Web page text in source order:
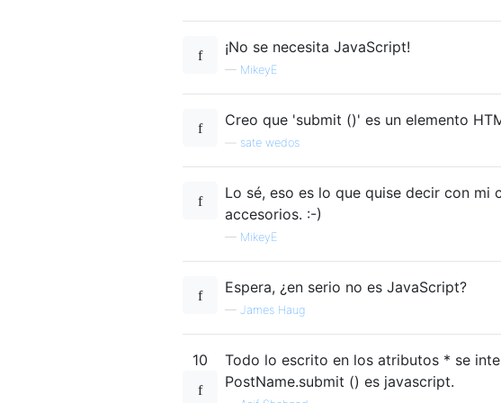
¡No se necesita JavaScript!
— MikeyE
Creo que 'submit ()' es un elemento
sate wedos
Lo sé, eso es lo que quise decir con
accesorios. :-)
— MikeyE
Espera, ¿en serio no es JavaScript?
— James Haug
10
Todo lo escrito en los atributos * se
PostName.submit () es javascript.